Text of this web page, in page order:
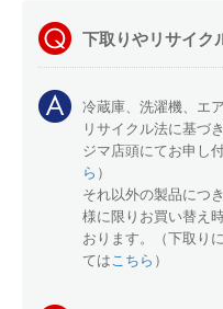
下取りやリサイク
冷蔵庫、洗濯機、エ
リサイクル法に基づ
ジマ店頭にてお申し
ら ）
それ以外の製品につ
様に限りお買い替え
おります。（下取り
ては こちら ）